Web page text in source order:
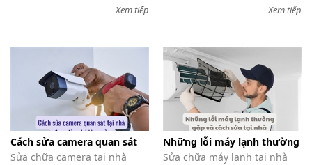
Thang
nhôm
bàn
lạnh hiệu quả. Hướng dẫnXem tiếp
mới nhất theo từng loại máy,
hợp.
Xem tiếp
Cách sửa camera quan sát
tại nhà đơn giản và hiệu quả
Sửa chữa camera tại nhà
Những lỗi máy lạnh thường
gặp và cách sửa tại nhà
Sửa chữa máy lạnh tại nhà